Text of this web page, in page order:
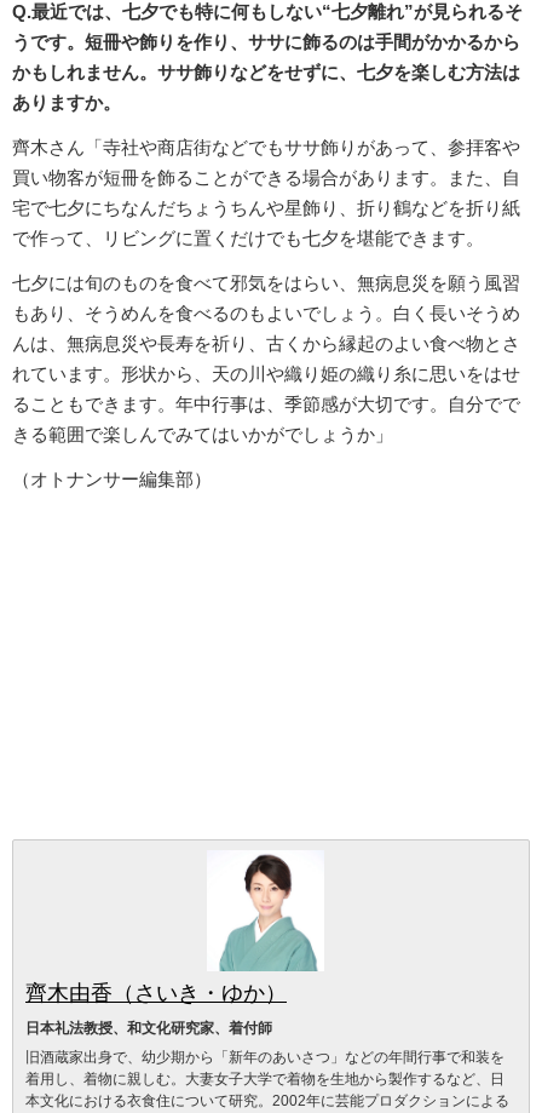
Q.最近では、七夕でも特に何もしない“七夕離れ”が見られるそ
うです。短冊や飾りを作り、ササに飾るのは手間がかかるから
かもしれません。ササ飾りなどをせずに、七夕を楽しむ方法は
ありますか。
齊木さん「寺社や商店街などでもササ飾りがあって、参拝客や
買い物客が短冊を飾ることができる場合があります。また、自
宅で七夕にちなんだちょうちんや星飾り、折り鶴などを折り紙
で作って、リビングに置くだけでも七夕を堪能できます。
七夕には旬のものを食べて邪気をはらい、無病息災を願う風習
もあり、そうめんを食べるのもよいでしょう。白く長いそうめ
んは、無病息災や長寿を祈り、古くから縁起のよい食べ物とさ
れています。形状から、天の川や織り姫の織り糸に思いをはせ
ることもできます。年中行事は、季節感が大切です。自分でで
きる範囲で楽しんでみてはいかがでしょうか」
（オトナンサー編集部）
齊木由香（さいき・ゆか）
日本礼法教授、和文化研究家、着付師
旧酒蔵家出身で、幼少期から「新年のあいさつ」などの年間行事で和装を
着用し、着物に親しむ。大妻女子大学で着物を生地から製作するなど、日
本文化における衣食住について研究。2002年に芸能プロダクションによる